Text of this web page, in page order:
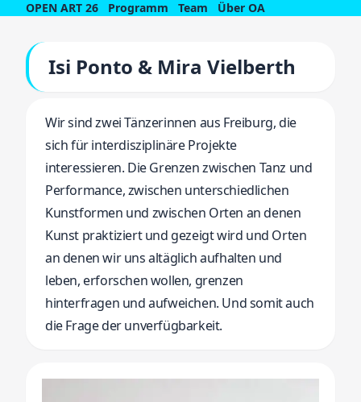
OPEN ART 26 Programm Team Über OA
Isi Ponto & Mira Vielberth
Wir sind zwei Tänzerinnen aus Freiburg, die
sich für interdisziplinäre Projekte
interessieren. Die Grenzen zwischen Tanz und
Performance, zwischen unterschiedlichen
Kunstformen und zwischen Orten an denen
Kunst praktiziert und gezeigt wird und Orten
an denen wir uns altäglich aufhalten und
leben, erforschen wollen, grenzen
hinterfragen und aufweichen. Und somit auch
die Frage der unverfügbarkeit.